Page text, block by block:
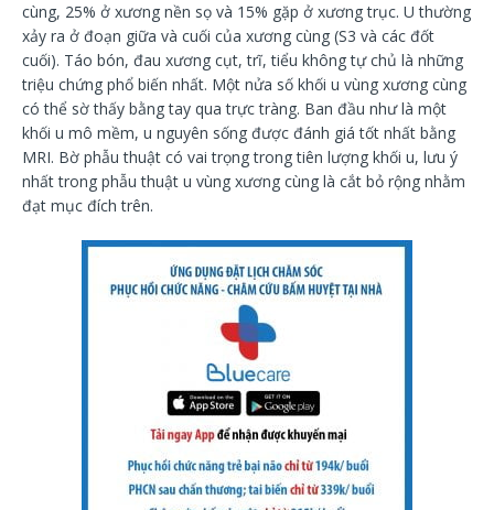
cùng, 25% ở xương nền sọ và 15% gặp ở xương trục. U thường
xảy ra ở đoạn giữa và cuối của xương cùng (S3 và các đốt
cuối). Táo bón, đau xương cụt, trĩ, tiểu không tự chủ là những
triệu chứng phổ biến nhất. Một nửa số khối u vùng xương cùng
có thể sờ thấy bằng tay qua trực tràng. Ban đầu như là một
khối u mô mềm, u nguyên sống được đánh giá tốt nhất bằng
MRI. Bờ phẫu thuật có vai trọng trong tiên lượng khối u, lưu ý
nhất trong phẫu thuật u vùng xương cùng là cắt bỏ rộng nhằm
đạt mục đích trên.